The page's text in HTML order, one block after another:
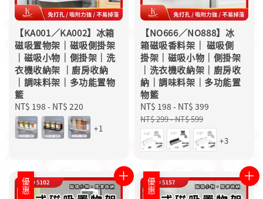
【KA001／KA002】冰箱
磁吸置物架｜磁吸側掛架
｜磁吸小物｜側掛架｜洗
衣機收納架 ｜廚房收納
｜調味料架｜多功能置物
籃
Regular
price
NT$ 198 - NT$ 220
+1
【NO666／NO888】冰
箱磁吸香料架｜ 磁吸側
掛架｜磁吸小物｜側掛架
｜洗衣機收納架｜廚房收
納｜調味料架｜多功能置
物籃
Sale
price
NT$ 198 - NT$ 399
NT$ 299-NT$ 599
+3
優惠 優惠